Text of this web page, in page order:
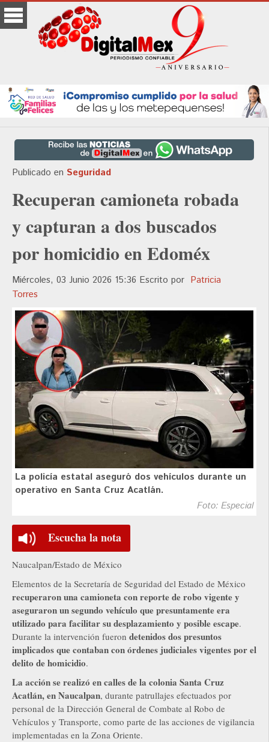
Publicado en Seguridad
Recuperan camioneta robada
y capturan a dos buscados
por homicidio en Edoméx
Miércoles, 03 Junio 2026 15:36 Escrito por Patricia
Torres
La policía estatal aseguró dos vehículos durante un
operativo en Santa Cruz Acatlán.
Foto: Especial
Escucha la nota
Naucalpan/Estado de México
Elementos de la Secretaría de Seguridad del Estado de México
recuperaron una camioneta con reporte de robo vigente y
aseguraron un segundo vehículo que presuntamente era
utilizado para facilitar su desplazamiento y posible escape.
Durante la intervención fueron detenidos dos presuntos
implicados que contaban con órdenes judiciales vigentes por el
delito de homicidio.
La acción se realizó en calles de la colonia Santa Cruz
Acatlán, en Naucalpan, durante patrullajes efectuados por
personal de la Dirección General de Combate al Robo de
Vehículos y Transporte, como parte de las acciones de vigilancia
implementadas en la Zona Oriente.